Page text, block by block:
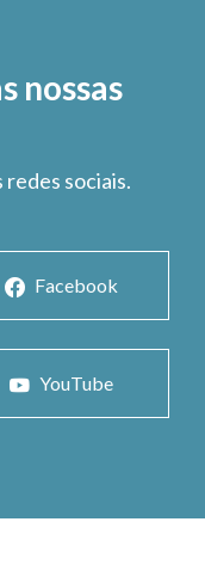
nossas
redes sociais.
Facebook
YouTube